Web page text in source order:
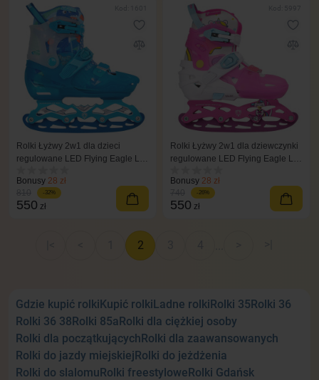
Rolki Łyżwy 2w1 dla dzieci
regulowane LED Flying Eagle L8
Bonusy 28 zł
-32%
550 zł
Rolki Łyżwy 2w1 dla dziewczynki
regulowane LED Flying Eagle L6
Bonusy 28 zł
-26%
550 zł
2
Gdzie kupić rolkiKupić rolkiLadne rolkiRolki 35Rolki 36
Rolki 36 38Rolki 85aRolki dla ciężkiej osoby
Rolki dla początkującychRolki dla zaawansowanych
Rolki do jazdy miejskiejRolki do jeżdżenia
Rolki do slalomuRolki freestyloweRolki Gdańsk